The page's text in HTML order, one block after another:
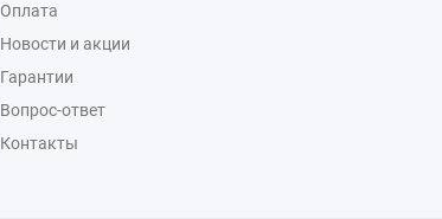
Оплата
Новости и акции
Гарантии
Вопрос-ответ
Контакты